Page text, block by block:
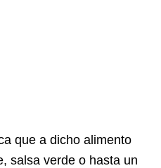
que a dicho alimento
salsa verde o hasta un